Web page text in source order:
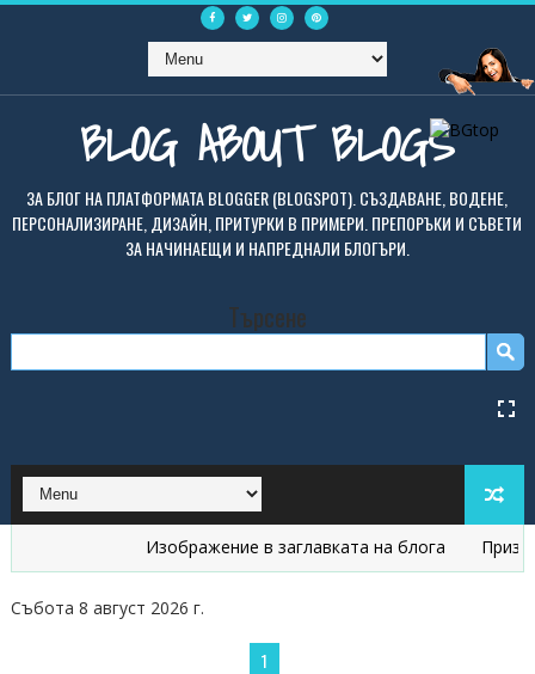
BLOG ABOUT BLOGS
ЗА БЛОГ НА ПЛАТФОРМАТА BLOGGER (BLOGSPOT). СЪЗДАВАНЕ, ВОДЕНЕ,
ПЕРСОНАЛИЗИРАНЕ, ДИЗАЙН, ПРИТУРКИ В ПРИМЕРИ. ПРЕПОРЪКИ И СЪВЕТИ
ЗА НАЧИНАЕЩИ И НАПРЕДНАЛИ БЛОГЪРИ.
Търсене
Изображение в заглавката на блога
Събота 8 август 2026 г.
1